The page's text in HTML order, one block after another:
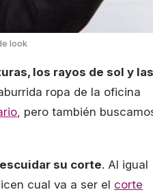
look
los rayos de sol y las
ropa de la oficina
, pero también
su corte. Al igual
cual va a ser el corte